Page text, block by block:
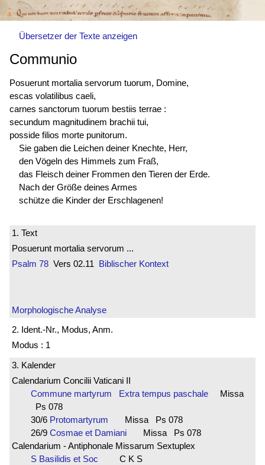
Übersetzer der Texte anzeigen
Communio
Posuerunt mortalia servorum tuorum, Domine,
escas volatilibus caeli,
carnes sanctorum tuorum bestiis terrae :
secundum magnitudinem brachii tui,
posside filios morte punitorum.
Sie gaben die Leichen deiner Knechte, Herr,
den Vögeln des Himmels zum Fraß,
das Fleisch deiner Frommen den Tieren der Erde.
Nach der Größe deines Armes
schütze die Kinder der Erschlagenen!
1. Text
Posuerunt mortalia servorum ...
Psalm 78 Vers 02.11 Biblischer Kontext
Morphologische Analyse
2. Ident.-Nr., Modus, Anm.
Modus : 1
3. Kalender
Calendarium Concilii Vaticani II
Commune martyrum Extra tempus paschale Missa
Ps 078
30/6 Protomartyrum
Missa Ps 078
26/9 Cosmae et Damiani
Missa Ps 078
Calendarium - Antiphonale Missarum Sextuplex
S Basilidis et Soc
C K S